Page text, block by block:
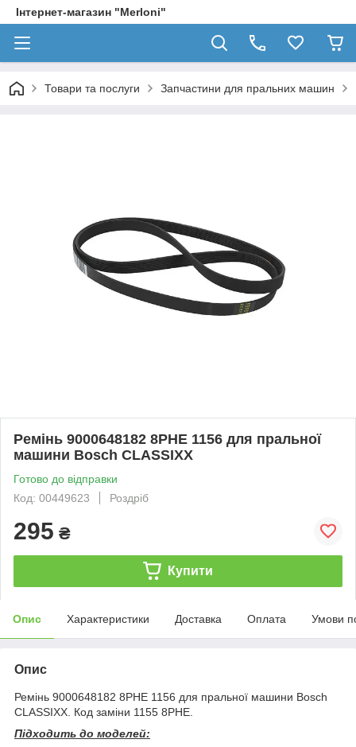
Інтернет-магазин "Merloni"
Товари та послуги Запчастини для пральних машин
Ремінь 9000648182 8PHE 1156 для пральної
машини Bosch CLASSIXX
Готово до відправки
Код: 00449623
Роздріб
295 ₴
Купити
Опис Характеристики Доставка Оплата Умови
Опис
Ремінь 9000648182 8PHE 1156 для пральної машини Bosch
CLASSIXX. Код заміни 1155 8PHE.
Підходить до моделей: